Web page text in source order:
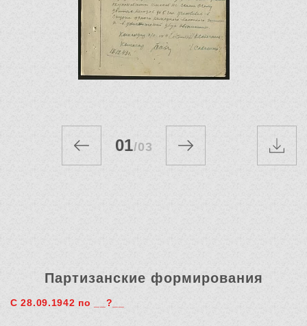
01/03
Партизанские формирования
С 28.09.1942 по __?__